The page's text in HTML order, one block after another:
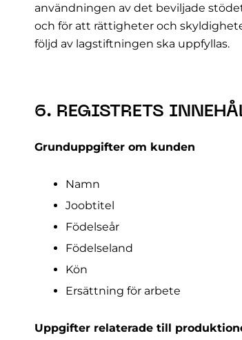
användningen av det beviljade
och för att rättigheter och
följd av lagstiftningen ska uppfyllas.
6. REGISTRETS
Grunduppgifter om kunden
Namn
Joobtitel
Födelseår
Födelseland
Kön
Ersättning för arbete
Uppgifter relaterade till